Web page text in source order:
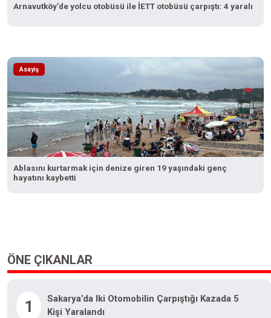
Arnavutköy’de yolcu otobüsü ile İETT otobüsü çarpıştı: 4 yaralı
Asayiş
Ablasını kurtarmak için denize giren 19 yaşındaki genç
hayatını kaybetti
ÖNE ÇIKANLAR
1
Sakarya’da Iki Otomobilin Çarpıştığı Kazada 5
Kişi Yaralandı